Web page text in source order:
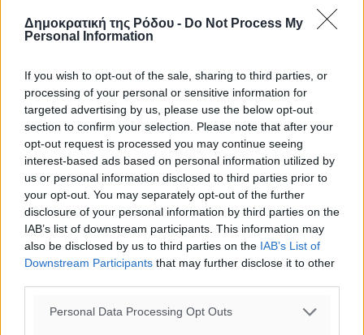
Δημοκρατική της Ρόδου - Do Not Process My
Personal Information
If you wish to opt-out of the sale, sharing to third parties, or
processing of your personal or sensitive information for
targeted advertising by us, please use the below opt-out
section to confirm your selection. Please note that after your
opt-out request is processed you may continue seeing
interest-based ads based on personal information utilized by
us or personal information disclosed to third parties prior to
your opt-out. You may separately opt-out of the further
disclosure of your personal information by third parties on the
IAB’s list of downstream participants. This information may
also be disclosed by us to third parties on the IAB’s List of
Downstream Participants that may further disclose it to other
Personal Data Processing Opt Outs
Τηλεδιάσκεψη 13 χωρών για το
πράσινο πιστοποιητικό τη Δευτέρα
Ο συντονισμός στο θέμα μιας κοινής γραμμής και
ταχείας εφαρμογής του «πράσινου διαβατηρίου», του
πιστοποιητικού κορωνοϊού, θα βρεθεί στο επίκεντρο της
τηλεδιάσκεψης στην οποία ...
28.03.21, 17:38